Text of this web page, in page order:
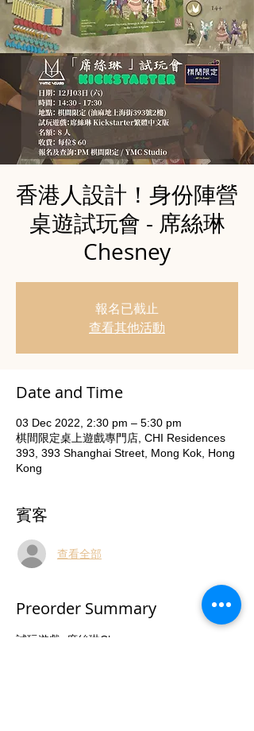
香港人設計！身份陣營
桌遊試玩會 - 席絲琳
Chesney
報名已截止
查看其他活動
Date and Time
03 Dec 2022, 2:30 pm – 5:30 pm
棋間限定桌上遊戲專門店, CHI Residences
393, 393 Shanghai Street, Mong Kok, Hong
Kong
賓客
查看全部
Preorder Summary
試玩遊戲: 席絲琳Chesney